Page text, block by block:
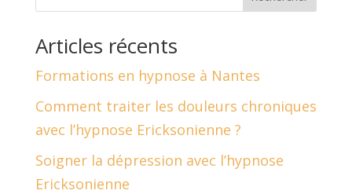
Articles récents
Formations en hypnose à Nantes
Comment traiter les douleurs chroniques
avec l’hypnose Ericksonienne ?
Soigner la dépression avec l’hypnose
Ericksonienne